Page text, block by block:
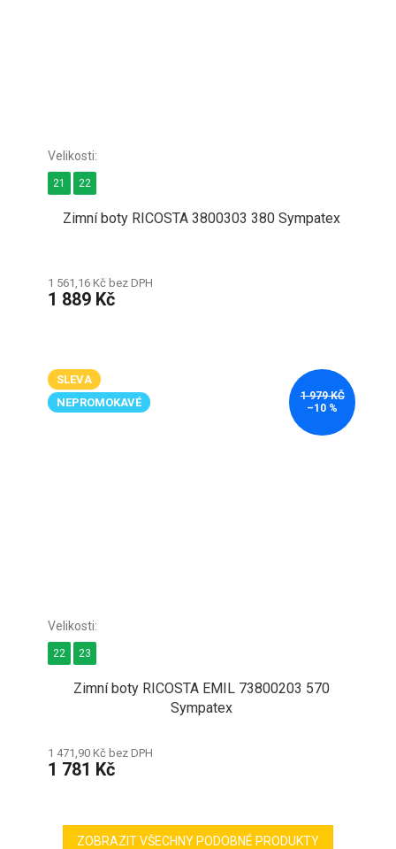
Zimní boty RICOSTA 3800303 380 Sympatex
1 561,16 Kč bez DPH
1 889 Kč
21 22
SLEVA
NEPROMOKAVÉ
1 979 KČ
–10 %
Zimní boty RICOSTA EMIL 73800203 570
Sympatex
1 471,90 Kč bez DPH
1 781 Kč
22 23
ZOBRAZIT VŠECHNY PODOBNÉ PRODUKTY